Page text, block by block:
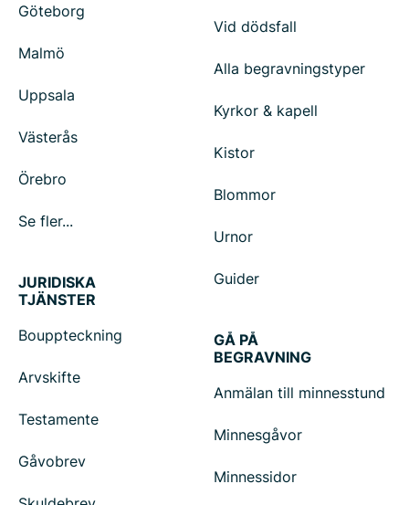
Göteborg
Malmö
Uppsala
Västerås
Örebro
Se fler...
Vid dödsfall
Alla begravningstyper
Kyrkor & kapell
Kistor
Blommor
Urnor
Guider
JURIDISKA
TJÄNSTER
Bouppteckning
Arvskifte
Testamente
Gåvobrev
GÅ PÅ
BEGRAVNING
Anmälan till minnesstund
Minnesgåvor
Minnessidor